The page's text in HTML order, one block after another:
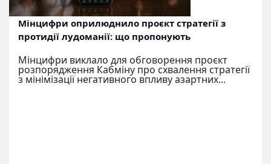
Мінцифри оприлюднило проєкт стратегії з
протидії лудоманії: що пропонують
Мінцифри виклало для обговорення проєкт
розпорядження Кабміну про схвалення стратегії
з мінімізації негативного впливу азартних...